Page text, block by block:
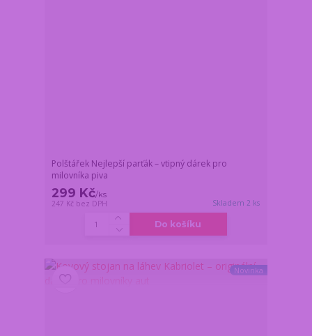
Polštářek Nejlepší parťák – vtipný dárek pro
milovníka piva
299 Kč/ks
247 Kč bez DPH Skladem 2 ks
Do košíku
Novinka